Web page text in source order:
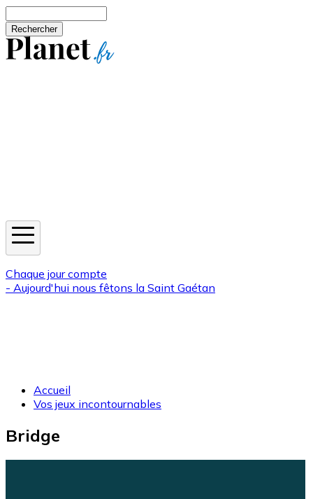
Chaque jour compte
- Aujourd'hui nous fêtons la Saint Gaétan
Accueil
Vos jeux incontournables
Bridge